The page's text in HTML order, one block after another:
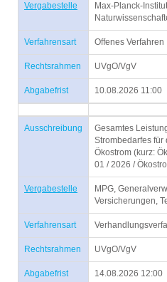
Vergabestelle
Max-Planck-
Verfahrensart Offenes Verfahren
Rechtsrahmen UVgO/VgV
Abgabefrist 10.08.2026 11:00
Ausschreibung
Gesamtes
Strombedarfes für
Ökostrom (kurz:
01 / 2026 /
Vergabestelle
MPG,
Versicherungen,
Verfahrensart
Rechtsrahmen UVgO/VgV
Abgabefrist 14.08.2026 12:00